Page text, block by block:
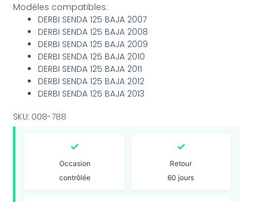
Modèles compatibles:
DERBI SENDA 125 BAJA 2007
DERBI SENDA 125 BAJA 2008
DERBI SENDA 125 BAJA 2009
DERBI SENDA 125 BAJA 2010
DERBI SENDA 125 BAJA 2011
DERBI SENDA 125 BAJA 2012
DERBI SENDA 125 BAJA 2013
SKU: 008-788
✓
Occasion
contrôlée
✓
Retour
60 jours